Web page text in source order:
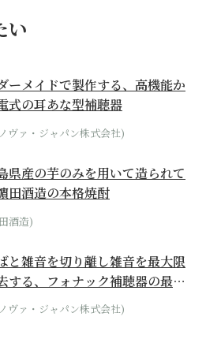
い
ーメイドで製作する、高機能か
式の耳あな型補聴器
ヴァ・ジャパン株式会社)
県産の芋のみを用いて造られて
田酒造の本格焼酎
酒造)
と雑音を切り離し雑音を最大限
する、フォナック補聴器の最上
ル
ヴァ・ジャパン株式会社)